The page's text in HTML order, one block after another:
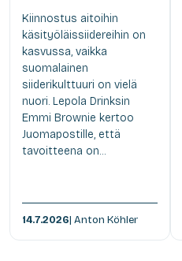
Kiinnostus aitoihin
käsityöläissiidereihin on
kasvussa, vaikka
suomalainen
siiderikulttuuri on vielä
nuori. Lepola Drinksin
Emmi Brownie kertoo
Juomapostille, että
tavoitteena on...
14.7.2026| Anton Köhler